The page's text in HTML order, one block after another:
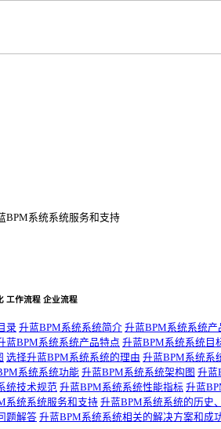
BPM系统系统服务和支持
工作流程 企业流程
录 升蓝BPM系统系统简介 升蓝BPM系统系统产
蓝BPM系统系统产品特点 升蓝BPM系统系统目
选择升蓝BPM系统系统的理由 升蓝BPM系统系
系统系统功能 升蓝BPM系统系统架构图 升蓝
统技术规范 升蓝BPM系统系统性能指标 升蓝
系统系统服务和支持 升蓝BPM系统系统的历史
题解答 升蓝BPM系统系统相关的解决方案和成